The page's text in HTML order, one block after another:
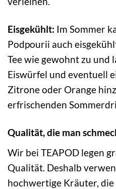
Eisgekühlt: Im Sommer
Podpourii auch
Tee wie gewohnt zu und
Eiswürfel und eventuell
Zitrone oder Orange
erfrischenden
Qualität, die man
Wir bei TEAPOD legen
Qualität. Deshalb
hochwertige Kräuter,